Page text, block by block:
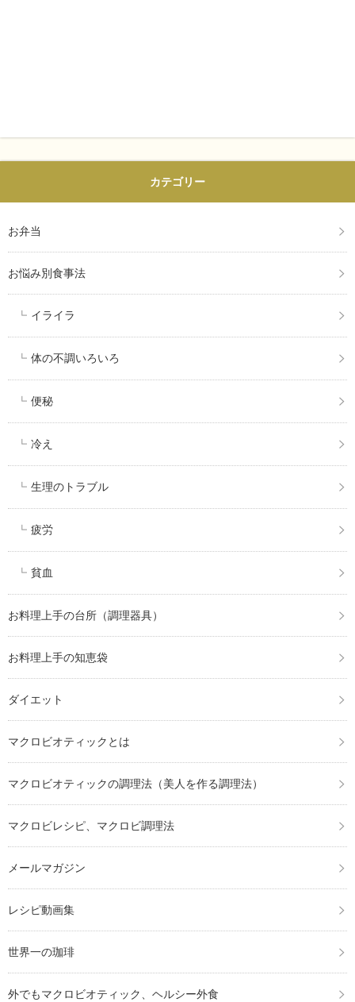
カテゴリー
お弁当
お悩み別食事法
イライラ
体の不調いろいろ
便秘
冷え
生理のトラブル
疲労
貧血
お料理上手の台所（調理器具）
お料理上手の知恵袋
ダイエット
マクロビオティックとは
マクロビオティックの調理法（美人を作る調理法）
マクロビレシピ、マクロビ調理法
メールマガジン
レシピ動画集
世界一の珈琲
外でもマクロビオティック、ヘルシー外食